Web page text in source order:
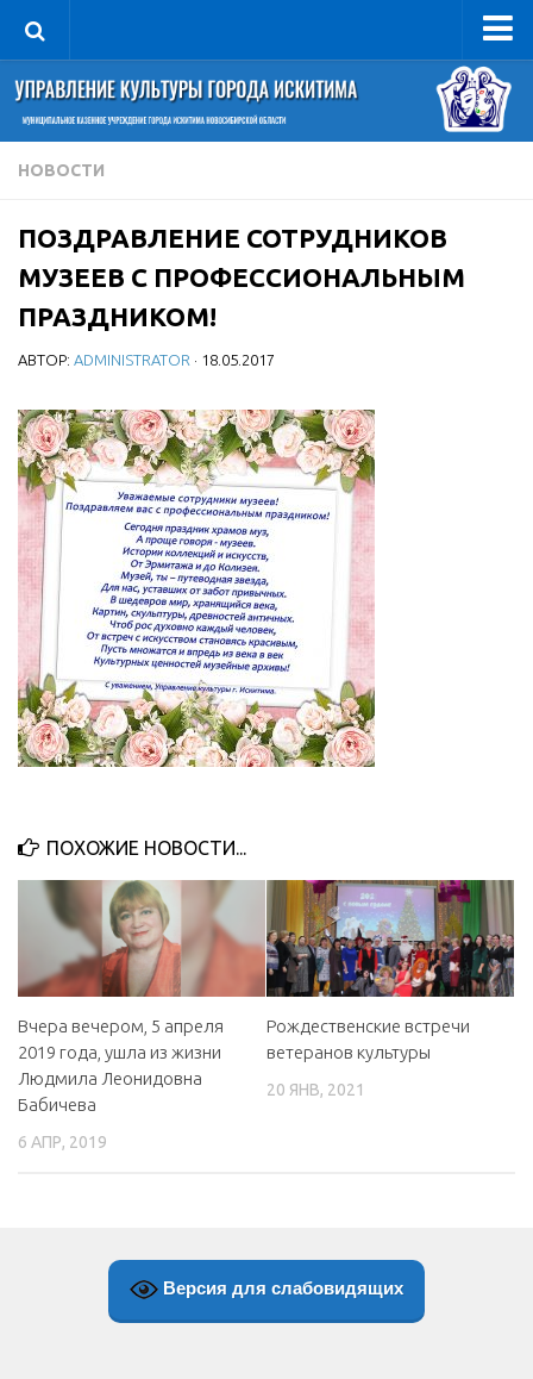
Управление
Руководитель
Сведения об организации
Книга почета культуры
Фотогалерея
Документы
Учредительные документы
Противодействие коррупции
Отчеты о деятельности
Учреждения культуры
МБУ Дом культуры «Молодость»
МБУ Дом культуры «Октябрь»
МБОУ ДО «Детская школа искусств»
МБОУ ДО «Детская музыкальная школа»
МБУК «Искитимский городской историко-художественный
музей»
Афиша
Независимая оценка качества
Контакты
НОВОСТИ
ПОЗДРАВЛЕНИЕ СОТРУДНИКОВ
МУЗЕЕВ С ПРОФЕССИОНАЛЬНЫМ
ПРАЗДНИКОМ!
АВТОР: ADMINISTRATOR · 18.05.2017
ПОХОЖИЕ НОВОСТИ...
Вчера вечером, 5 апреля
2019 года, ушла из жизни
Людмила Леонидовна
Бабичева
6 АПР, 2019
Рождественские встречи
ветеранов культуры
20 ЯНВ, 2021
Версия для слабовидящих